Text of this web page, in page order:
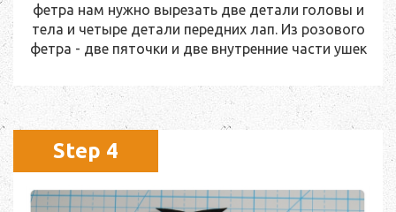
фетра нам нужно вырезать две детали головы и
тела и четыре детали передних лап. Из розового
фетра - две пяточки и две внутренние части ушек
Step 4